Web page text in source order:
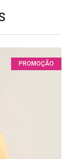
PROMOÇÃO